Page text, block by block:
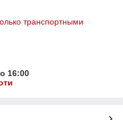
транспортными
16:00